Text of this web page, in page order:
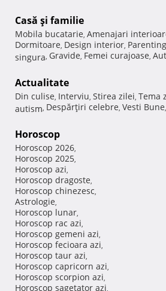
Casă şi familie
Mobila bucatarie, Amenajari
Dormitoare, Design interior, Parenting
singura, Gravide, Femei curajoase,
Actualitate
Din culise, Interviu, Stirea zilei, Tema
autism, Despărţiri celebre, Vesti Bune,
Horoscop
Horoscop 2026,
Horoscop 2025,
Horoscop azi,
Horoscop dragoste,
Horoscop chinezesc,
Astrologie,
Horoscop lunar,
Horoscop rac azi,
Horoscop gemeni azi,
Horoscop fecioara azi,
Horoscop taur azi,
Horoscop capricorn azi,
Horoscop scorpion azi,
Horoscop sagetator azi,